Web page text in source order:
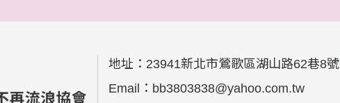
地址： 23941新北市鶯歌區湖山路62巷8號
Email： bb3803838@yahoo.com.tw